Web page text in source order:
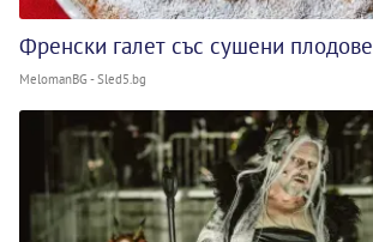
Френски галет със сушени плодове
MelomanBG - Sled5.bg